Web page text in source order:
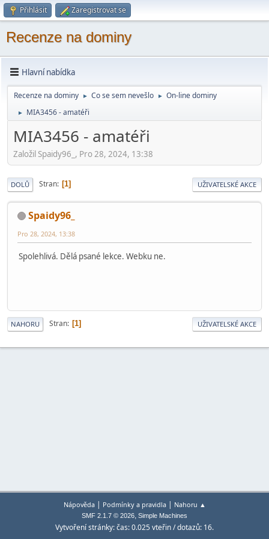
Přihlásit Zaregistrovat se
Recenze na dominy
Hlavní nabídka
Recenze na dominy ► Co se sem nevešlo ► On-line dominy
► MIA3456 - amatéři
MIA3456 - amatéři
Založil Spaidy96_, Pro 28, 2024, 13:38
DOLŮ Stran 1 UŽIVATELSKÉ AKCE
Spaidy96_
Pro 28, 2024, 13:38
Spolehlivá. Dělá psané lekce. Webku ne.
NAHORU Stran 1 UŽIVATELSKÉ AKCE
Nápověda| Podmínky a pravidla| Nahoru ▲
SMF 2.1.7 © 2026, Simple Machines
Vytvoření stránky: čas: 0.025 vteřin / dotazů: 16.